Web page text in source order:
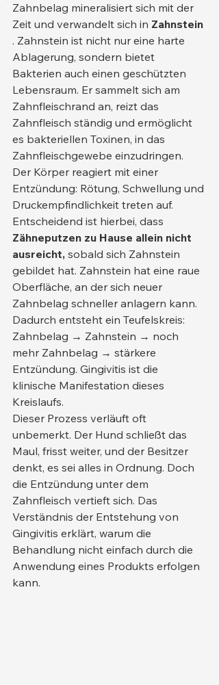
Zahnbelag mineralisiert sich mit der
Zeit und verwandelt sich in Zahnstein
. Zahnstein ist nicht nur eine harte
Ablagerung, sondern bietet
Bakterien auch einen geschützten
Lebensraum. Er sammelt sich am
Zahnfleischrand an, reizt das
Zahnfleisch ständig und ermöglicht
es bakteriellen Toxinen, in das
Zahnfleischgewebe einzudringen.
Der Körper reagiert mit einer
Entzündung: Rötung, Schwellung und
Druckempfindlichkeit treten auf.
Entscheidend ist hierbei, dass
Zähneputzen zu Hause allein nicht
ausreicht, sobald sich Zahnstein
gebildet hat. Zahnstein hat eine raue
Oberfläche, an der sich neuer
Zahnbelag schneller anlagern kann.
Dadurch entsteht ein Teufelskreis:
Zahnbelag → Zahnstein → noch
mehr Zahnbelag → stärkere
Entzündung. Gingivitis ist die
klinische Manifestation dieses
Kreislaufs.
Dieser Prozess verläuft oft
unbemerkt. Der Hund schließt das
Maul, frisst weiter, und der Besitzer
denkt, es sei alles in Ordnung. Doch
die Entzündung unter dem
Zahnfleisch vertieft sich. Das
Verständnis der Entstehung von
Gingivitis erklärt, warum die
Behandlung nicht einfach durch die
Anwendung eines Produkts erfolgen
kann.